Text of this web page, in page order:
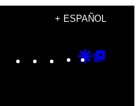
+ ESPAÑOL
Instagram
TikTok
YouTube
Google